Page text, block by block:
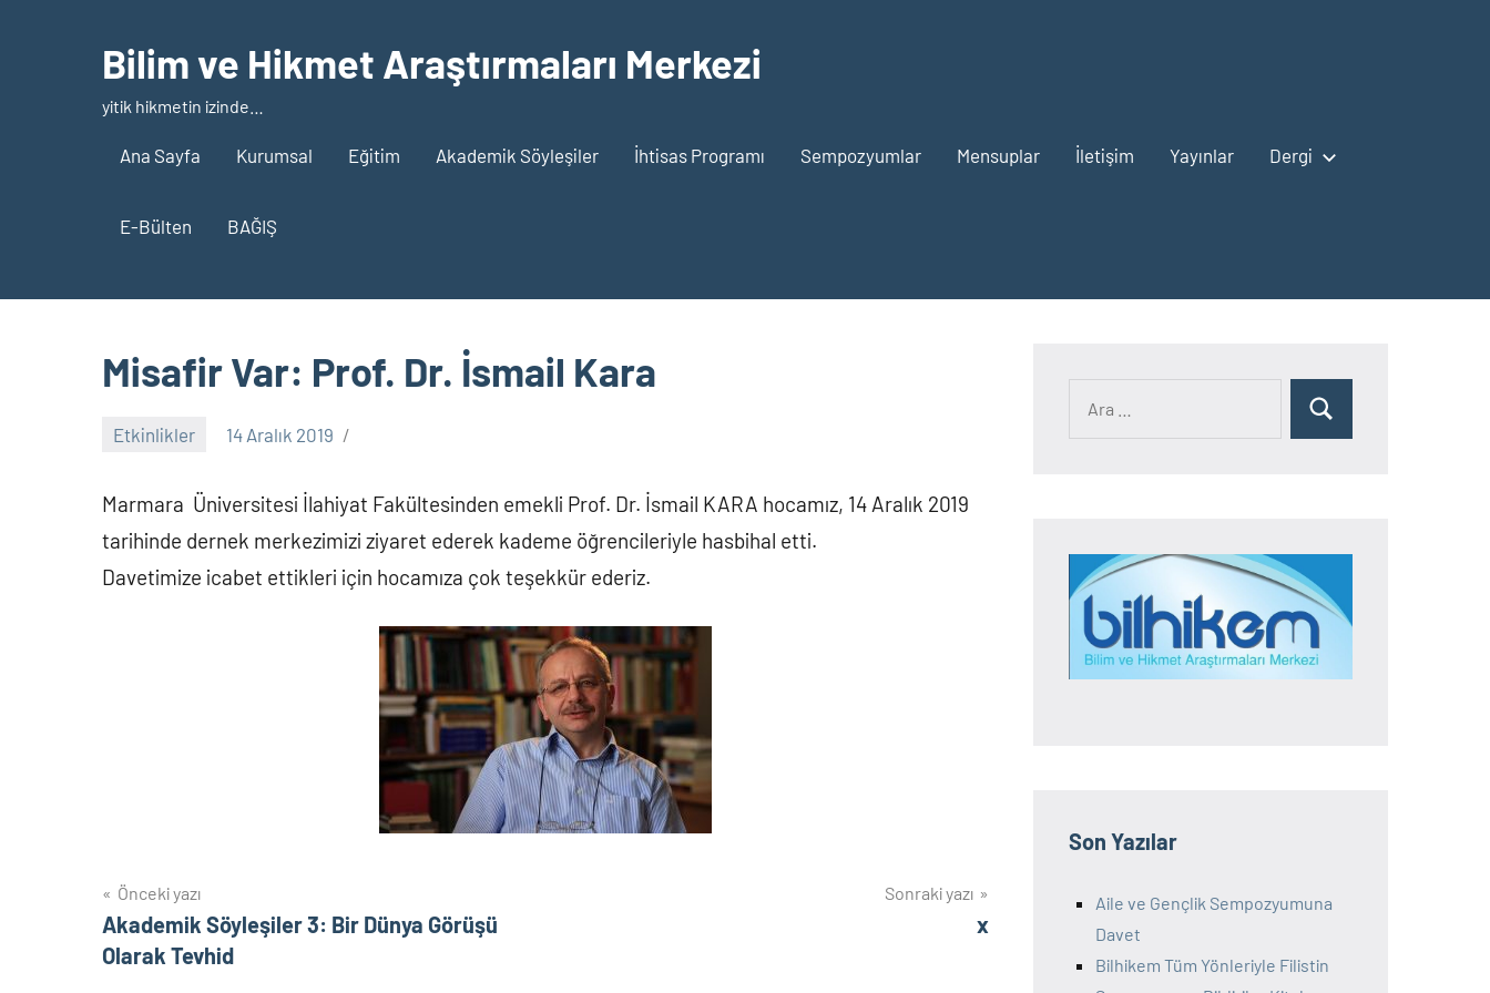
Bilim ve Hikmet Araştırmaları Merkezi
yitik hikmetin izinde…
Ana Sayfa Kurumsal Eğitim Akademik Söyleşiler İhtisas Programı Sempozyumlar Mensuplar İletişim Yayınlar Dergi
E-Bülten BAĞIŞ
Misafir Var: Prof. Dr. İsmail Kara
Etkinlikler 14 Aralık 2019
Marmara Üniversitesi İlahiyat Fakültesinden emekli Prof. Dr. İsmail KARA hocamız, 14 Aralık 2019
tarihinde dernek merkezimizi ziyaret ederek kademe öğrencileriyle hasbihal etti.
Davetimize icabet ettikleri için hocamıza çok teşekkür ederiz.
Yazı
gezinmesi
Önceki yazı
Akademik Söyleşiler 3: Bir Dünya Görüşü
Olarak Tevhid
Sonraki yazı
x
Ara
Son Yazılar
Aile ve Gençlik Sempozyumuna
Davet
Bilhikem Tüm Yönleriyle Filistin